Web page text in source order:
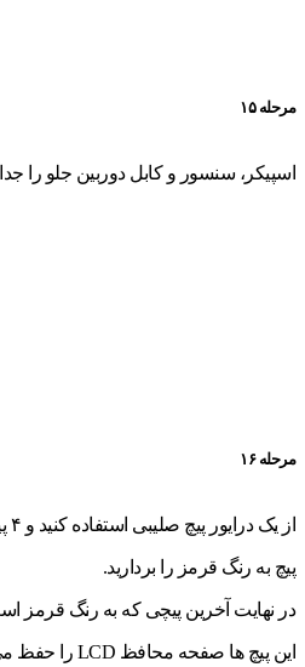
مرحله ۱۵
اسپیکر، سنسور و کابل دوربین جلو را جدا
مرحله ۱۶
پیچ به رنگ قرمز را بردارید.
در نهایت آخرین پیچی که به رنگ قرمز
این پیچ ها صفحه محافظ LCD را حفظ می کنند.